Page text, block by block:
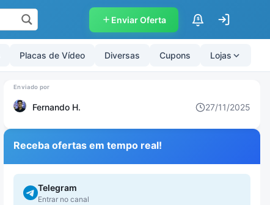
Enviar Oferta $
Placas de Vídeo Diversas Cupons Lojas
Fernando H. 27/11/2025
Receba ofertas em tempo real!
Telegram
Entrar no canal